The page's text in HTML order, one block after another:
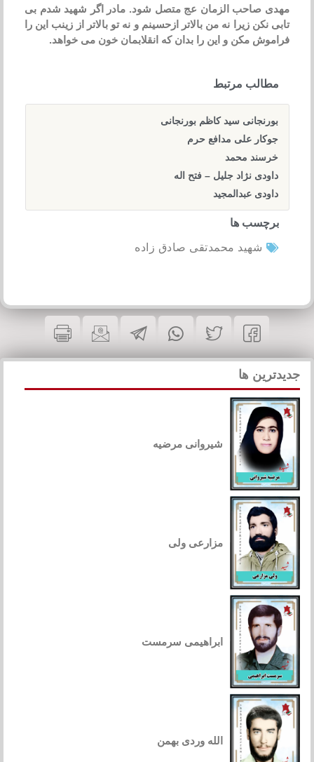
مهدی صاحب الزمان عج متصل شود. مادر اگر شهید شدم بی
تابی نکن زیرا نه من بالاتر ازحسینم و نه تو بالاتر از زینب این را
فراموش مکن و این را بدان که انقلابمان خون می خواهد.
مطالب مرتبط
بورنجانی سید کاظم بورنجانی
جوکار علی مدافع حرم
خرسند محمد
داودی نژاد جلیل – فتح اله
داودی عبدالمجید
برچسب ها
شهید محمدتقی صادق زاده
جدیدترین ها
شیروانی مرضیه
مزارعی ولی
ابراهیمی سرمست
الله وردی بهمن